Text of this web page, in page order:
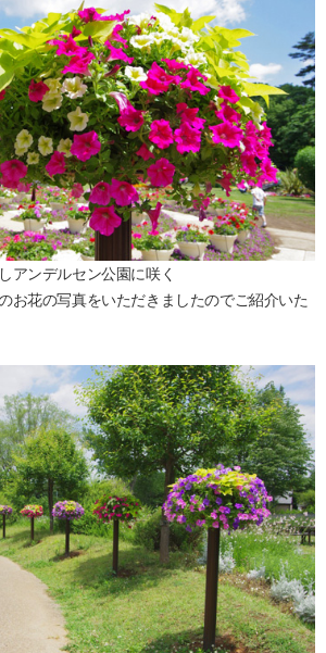
アンデルセン公園に咲く
お花の写真をいただきましたのでご紹介いた